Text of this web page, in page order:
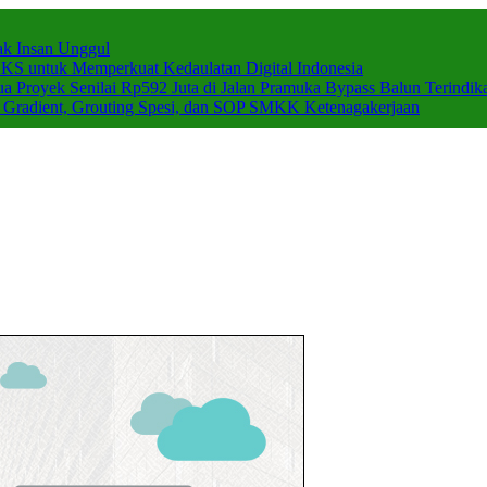
Insan Unggul
untuk Memperkuat Kedaulatan Digital Indonesia
Senilai Rp592 Juta di Jalan Pramuka Bypass Balun
Grouting Spesi, dan SOP SMKK Ketenagakerjaan